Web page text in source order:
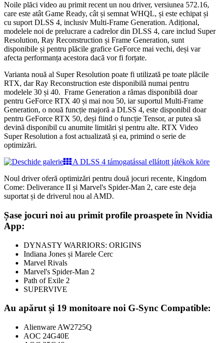
Noile plăci video au primit recent un nou driver, versiunea 572.16,
care este atât Game Ready, cât și semnat WHQL, și este echipat și
cu suport DLSS 4, inclusiv Multi-Frame Generation. Adițional,
modelele noi de prelucrare a cadrelor din DLSS 4, care includ Super
Resolution, Ray Reconstruction și Frame Generation, sunt
disponibile și pentru plăcile grafice GeForce mai vechi, deși var
afecta performanța acestora dacă vor fi forțate.
Varianta nouă al Super Resolution poate fi utilizată pe toate plăcile
RTX, dar Ray Reconstruction este disponibilă numai pentru
modelele 30 și 40. Frame Generation a rămas disponibilă doar
pentru GeForce RTX 40 și mai nou 50, iar suportul Multi-Frame
Generation, o nouă funcție majoră a DLSS 4, este disponibil doar
pentru GeForce RTX 50, deși fiind o funcție Tensor, ar putea să
devină disponibil cu anumite limitări și pentru alte. RTX Video
Super Resolution a fost actualizată și ea, primind o serie de
optimizări.
A DLSS 4 támogatással ellátott játékok köre
Noul driver oferă optimizări pentru două jocuri recente, Kingdom
Come: Deliverance II și Marvel's Spider-Man 2, care este deja
suportat și de driverul nou al AMD.
Șase jocuri noi au primit profile proaspete în Nvidia
App:
DYNASTY WARRIORS: ORIGINS
Indiana Jones și Marele Cerc
Marvel Rivals
Marvel's Spider-Man 2
Path of Exile 2
SUPERVIVE
Au apărut și 19 monitoare noi G-Sync Compatible:
Alienware AW2725Q
AOC 24G40E